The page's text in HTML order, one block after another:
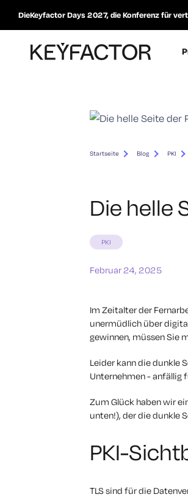
DieKeyfactor Days 2027, die Konferenz für
Startseite Blog PKI
Die helle
PKI
Februar 24, 2025
Im Zeitalter der
unermüdlich über
gewinnen, müssen Sie
Leider kann die dunkle
Unternehmen - anfällig
Zum Glück haben wir
unten!), der die dunkle
PKI-
TLS sind für die